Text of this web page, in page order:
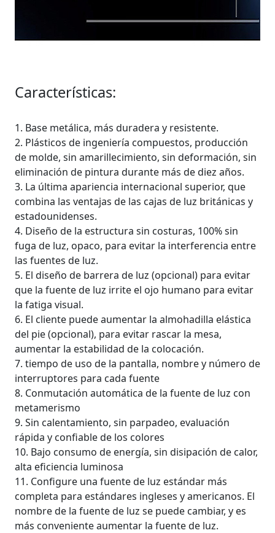
Características:
1. Base metálica, más duradera y resistente.
2. Plásticos de ingeniería compuestos, producción
de molde, sin amarillecimiento, sin deformación, sin
eliminación de pintura durante más de diez años.
3. La última apariencia internacional superior, que
combina las ventajas de las cajas de luz británicas y
estadounidenses.
4. Diseño de la estructura sin costuras, 100% sin
fuga de luz, opaco, para evitar la interferencia entre
las fuentes de luz.
5. El diseño de barrera de luz (opcional) para evitar
que la fuente de luz irrite el ojo humano para evitar
la fatiga visual.
6. El cliente puede aumentar la almohadilla elástica
del pie (opcional), para evitar rascar la mesa,
aumentar la estabilidad de la colocación.
7. tiempo de uso de la pantalla, nombre y número de
interruptores para cada fuente
8. Conmutación automática de la fuente de luz con
metamerismo
9. Sin calentamiento, sin parpadeo, evaluación
rápida y confiable de los colores
10. Bajo consumo de energía, sin disipación de calor,
alta eficiencia luminosa
11. Configure una fuente de luz estándar más
completa para estándares ingleses y americanos. El
nombre de la fuente de luz se puede cambiar, y es
más conveniente aumentar la fuente de luz.